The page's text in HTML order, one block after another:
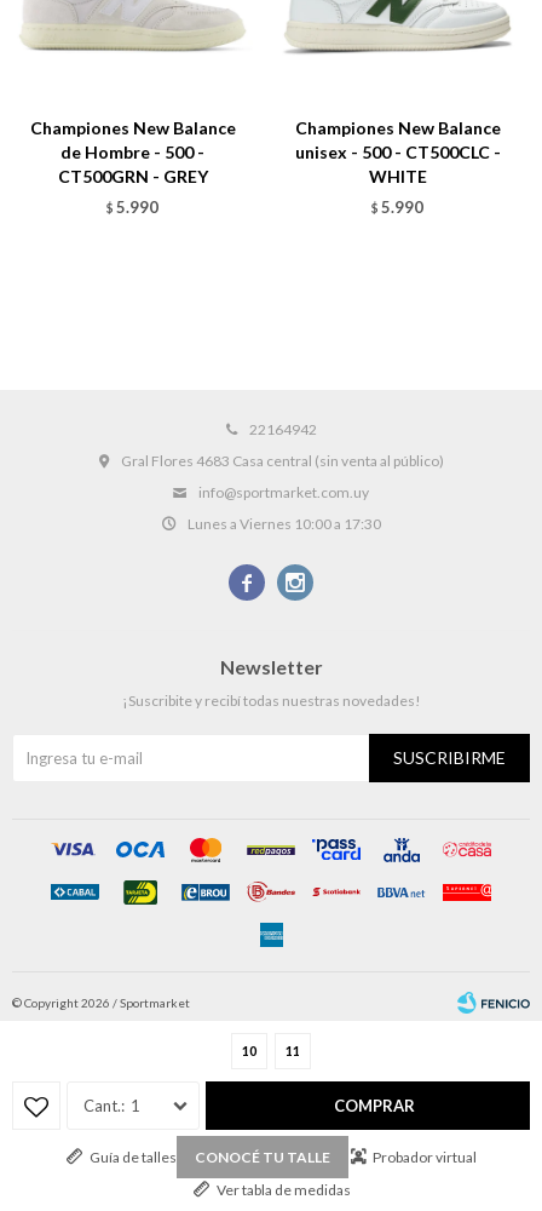
10 11
1 COMPRAR
Guía de talles CONOCÉ TU TALLE
Probador virtual
Ver tabla de medidas
Championes New Balance
de Hombre - 500 -
CT500GRN - GREY
$ 5.990
Championes New Balance
unisex - 500 - CT500CLC -
WHITE
$ 5.990
22164942
Gral Flores 4683 Casa central (sin venta al público)
info@sportmarket.com.uy
Lunes a Viernes 10:00 a 17:30
 
Newsletter
¡Suscribite y recibí todas nuestras novedades!
SUSCRIBIRME
© Copyright 2026 / Sportmarket
Fenicio